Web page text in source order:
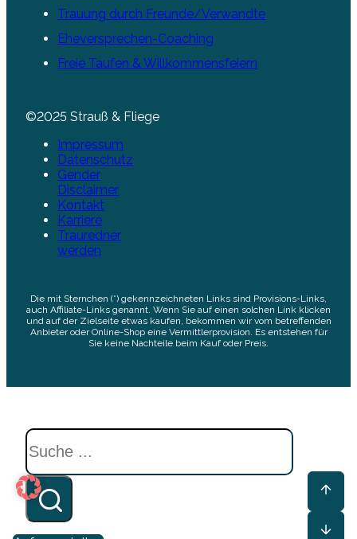
Trauung durch Freunde/Verwandte
Eheversprechen-Coaching
Freie Taufen & Willkommensfeiern
©2025 Strauß & Fliege
Impressum
Datenschutz
Gender
Disclaimer
Kontakt
Karriere
Trauredner
werden
Die mit Sternchen (*) gekennzeichneten Links sind Provisions-Links,
auch Affiliate-Links genannt. Wenn Sie auf einen solchen Link klicken
und auf der Zielseite etwas kaufen, bekommen wir vom betreffenden
Anbieter oder Online-Shop eine Vermittlerprovision. Es entstehen für
Sie keine Nachteile beim Kauf oder Preis.
Suchen